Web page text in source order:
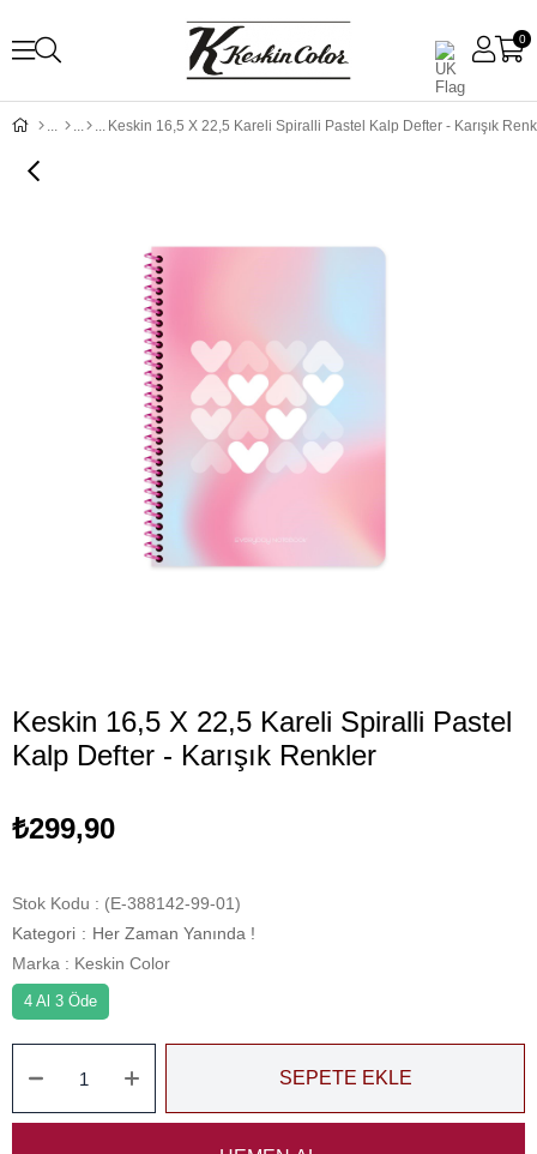
0
Keskin 16,5 X 22,5 Kareli Spiralli Pastel Kalp Defter - Karışık
Keskin 16,5 X 22,5 Kareli Spiralli Pastel
Kalp Defter - Karışık Renkler
₺299,90
Stok Kodu
(E-388142-99-01)
Kategori : Her Zaman Yanında !
Marka : Keskin Color
4 Al 3 Öde